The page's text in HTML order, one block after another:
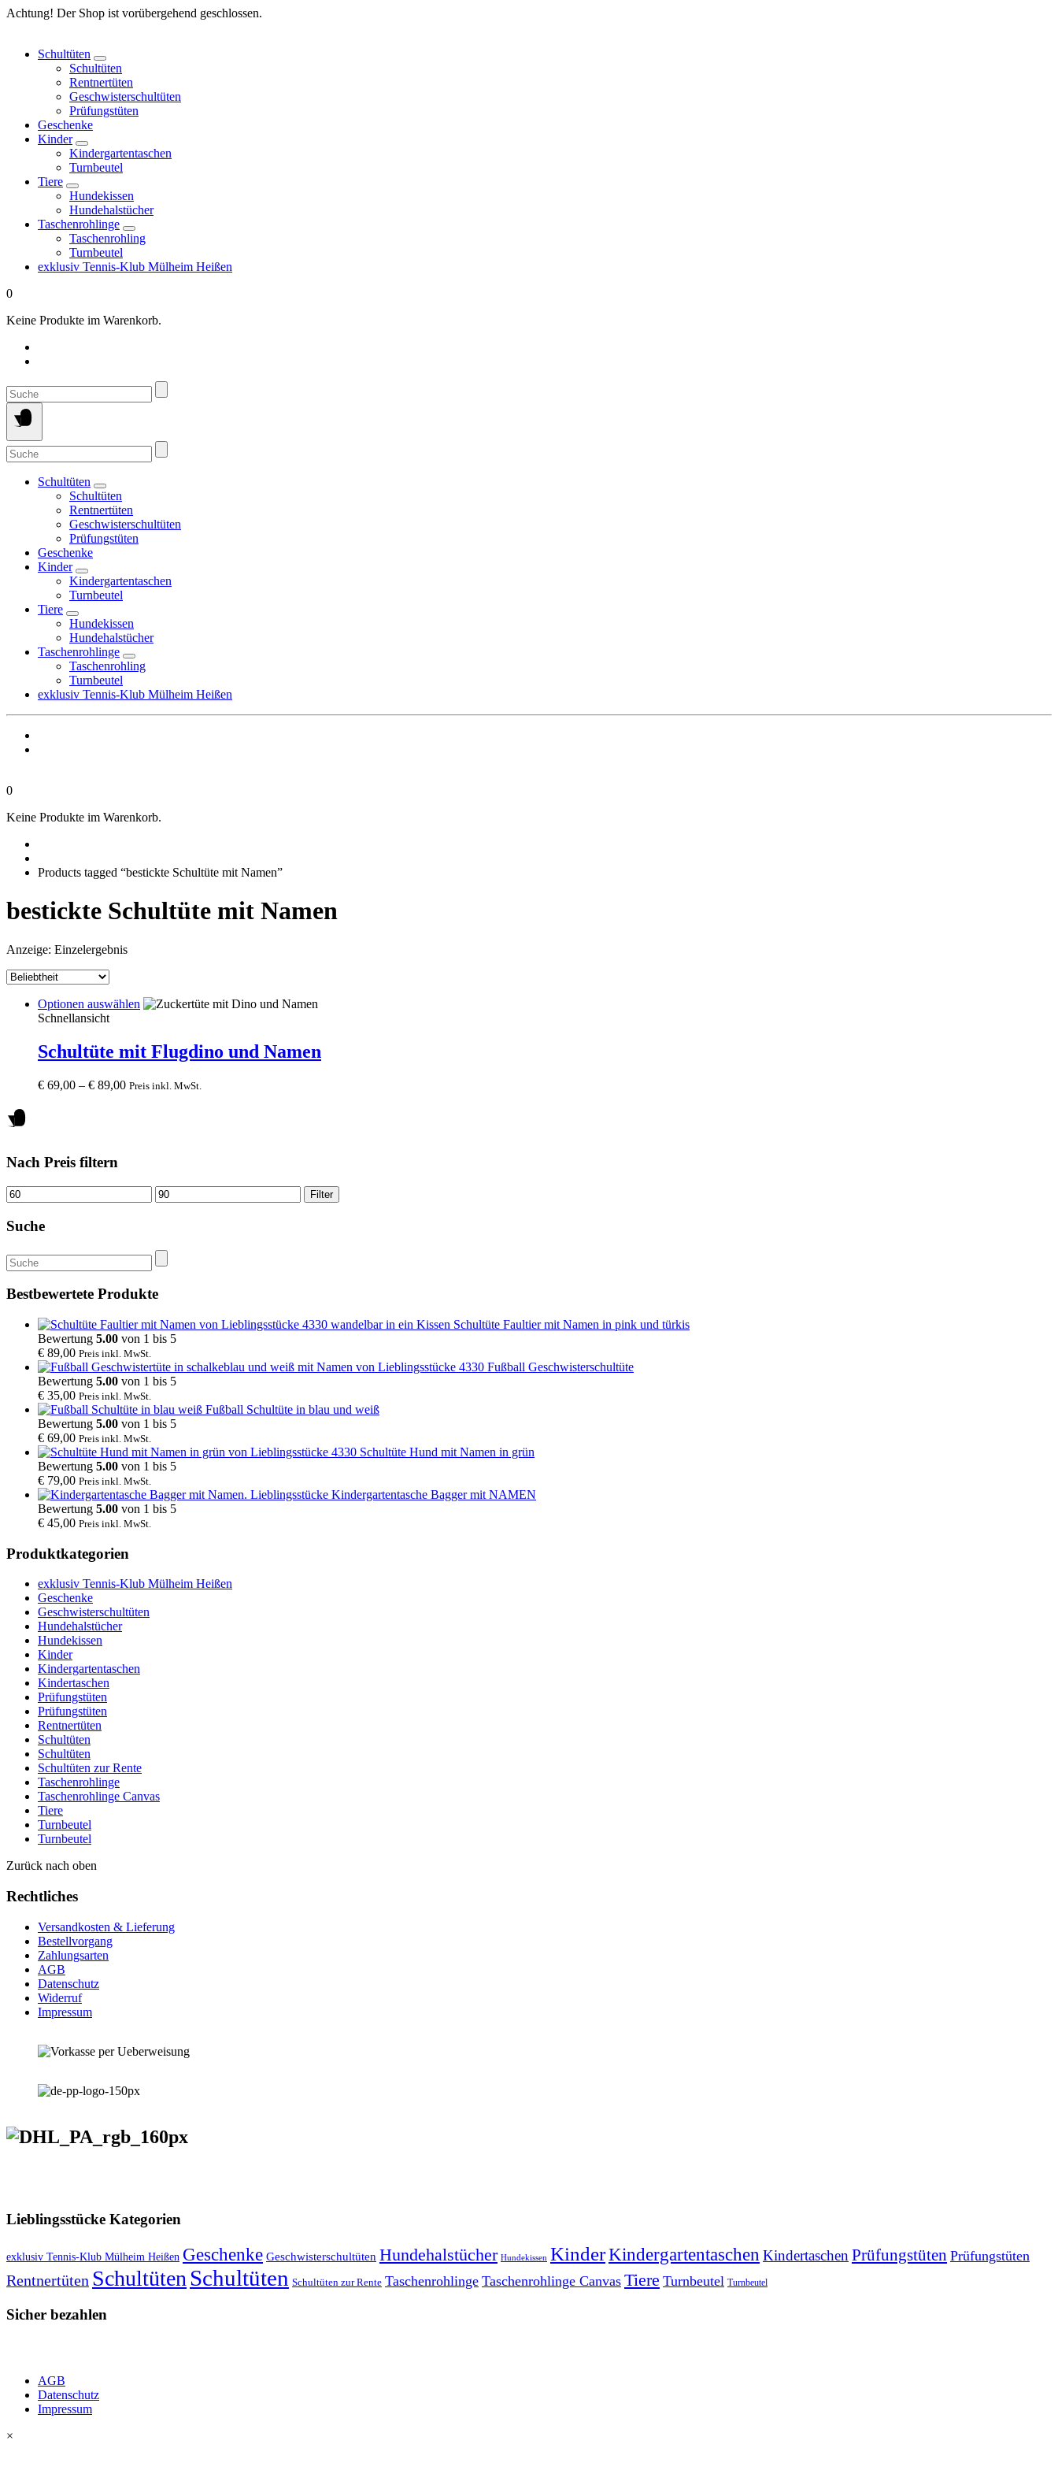
Springe
Achtung! Der Shop ist vorübergehend geschlossen.
Schultüten
Schultüten
Rentnertüten
Geschwisterschultüten
Prüfungstüten
Geschenke
Kinder
Kindergartentaschen
Turnbeutel
Tiere
Hundekissen
Hundehalstücher
Taschenrohlinge
Taschenrohling
Turnbeutel
exklusiv Tennis-Klub Mülheim Heißen
0
Keine Produkte im Warenkorb.
Suche
nach:
Suche
nach:
Schultüten
Schultüten
Rentnertüten
Geschwisterschultüten
Prüfungstüten
Geschenke
Kinder
Kindergartentaschen
Turnbeutel
Tiere
Hundekissen
Hundehalstücher
Taschenrohlinge
Taschenrohling
Turnbeutel
exklusiv Tennis-Klub Mülheim Heißen
0
Keine Produkte im Warenkorb.
Products tagged “bestickte Schultüte mit Namen”
bestickte Schultüte mit Namen
Anzeige: Einzelergebnis
Optionen auswählen This
multiple
variants.
options
page
Schnellansicht
Schultüte mit Flugdino und Namen
€ 69,00 – € 89,00 Preis inkl. MwSt.
Nach Preis filtern
Mindestpreis Höchstpreis Filter
Suche
Suche
nach:
Bestbewertete Produkte
Schultüte Faultier mit Namen in pink und türkis
Bewertung 5.00 von 1 bis 5
€ 89,00 Preis inkl. MwSt.
Fußball Geschwisterschultüte
Bewertung 5.00 von 1 bis 5
€ 35,00 Preis inkl. MwSt.
Fußball Schultüte in blau und weiß
Bewertung 5.00 von 1 bis 5
€ 69,00 Preis inkl. MwSt.
Schultüte Hund mit Namen in grün
Bewertung 5.00 von 1 bis 5
€ 79,00 Preis inkl. MwSt.
Kindergartentasche Bagger mit NAMEN
Bewertung 5.00 von 1 bis 5
€ 45,00 Preis inkl. MwSt.
Produktkategorien
exklusiv Tennis-Klub Mülheim Heißen
Geschenke
Geschwisterschultüten
Hundehalstücher
Hundekissen
Kinder
Kindergartentaschen
Kindertaschen
Prüfungstüten
Prüfungstüten
Rentnertüten
Schultüten
Schultüten
Schultüten zur Rente
Taschenrohlinge
Taschenrohlinge Canvas
Tiere
Turnbeutel
Turnbeutel
Zurück nach oben
Rechtliches
Versandkosten & Lieferung
Bestellvorgang
Zahlungsarten
AGB
Datenschutz
Widerruf
Impressum
Lieblingsstücke Kategorien
exklusiv Tennis-Klub Mülheim Heißen Geschenke Geschwisterschultüten Hundehalstücher Hundekissen KinderKindergartentaschen Kindertaschen Prüfungstüten Prüfungstüten
Rentnertüten Schultüten Schultüten Schultüten zur Rente Taschenrohlinge Taschenrohlinge Canvas Tiere Turnbeutel Turnbeutel
Sicher bezahlen
AGB
Datenschutz
Impressum
×